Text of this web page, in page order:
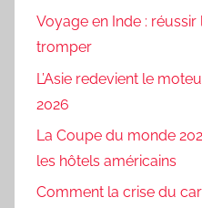
Voyage en Inde : réussir
tromper
L’Asie redevient le
2026
La Coupe du monde
les hôtels américains
Comment la crise du